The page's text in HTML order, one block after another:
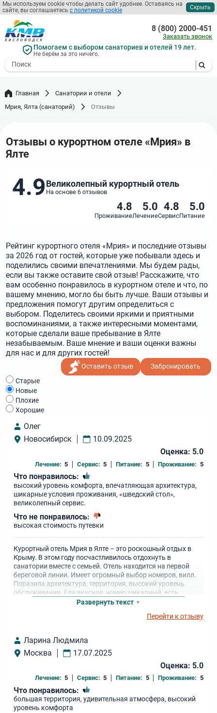
Мы используем cookie чтобы делать сайт удобнее. Оставаясь на
сайте, вы соглашаетесь с политикой cookie Скрыть
Перейти
к
основному
содержанию
Помогаем с выбором санаториев и отелей 19 лет.
Не берём за это ничего.
- I agree to the processing of my
8 (800) 2000-451
Заказать звонок
Главная
Санатории и отели
Мрия, Ялта (санаторий)
Отзывы
Отзывы о курортном отеле «Мрия» в
Ялте
4.9 Великолепный курортный отель
На основе 6 отзывов
4.8
Проживание
5.0
Лечение
4.8
Сервис
5.0
Питание
Рейтинг курортного отеля «Мрия» и последние отзывы
за 2026 год от гостей, которые уже побывали здесь и
поделились своими впечатлениями. Мы будем рады,
если вы также оставите свой отзыв! Расскажите, что
вам особенно понравилось в курортном отеле и что, по
вашему мнению, могло бы быть лучше. Ваши отзывы и
предложения помогут другим определиться с
выбором. Поделитесь своими яркими и приятными
воспоминаниями, а также интересными моментами,
которые сделали ваше пребывание в Ялте
незабываемым. Ваше мнение и ваши оценки важны
для нас и для других гостей!
Оставить отзыв
Забронировать
Cтарые
Новые
Плохие
Хорошие
Олег
Новосибирск
10.09.2025
Оценка: 5.0
Лечение: 5 Сервис: 5 Питание: 5 Проживание: 5
Что понравилось:
высокий уровень комфорта, впечатляющая архитектура,
шикарные условия проживания, «шведский стол»,
великолепный сервис.
Что не понравилось:
высокая стоимость путевки
Курортный отель Мрия в Ялте – это роскошный отдых в
Крыму. В этом году посчастливилось отдохнуть в
санатории вместе с семьей. Отель находится на первой
береговой линии. Имеет огромный выбор номеров, вилл.
Поразила архитектура, территория, высокий уровень
обслуживания. Еда вкусная, номер шикарный, есть
лечение, много развлечений. В общем, отдых получился
Развернуть текст
Перейти к отзыву
Ларина Людмила
Москва
17.07.2025
Оценка: 5.0
Лечение: 5 Сервис: 5 Питание: 5 Проживание: 5
Что понравилось:
большая территория, удивительная атмосфера, высокий
уровень комфорта